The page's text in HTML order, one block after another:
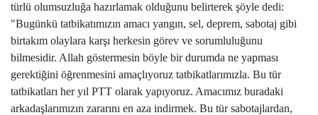
türlü olumsuzluğa hazırlamak olduğunu belirterek şöyle dedi:
"Bugünkü tatbikatımızın amacı yangın, sel, deprem, sabotaj gibi
birtakım olaylara karşı herkesin görev ve sorumluluğunu
bilmesidir. Allah göstermesin böyle bir durumda ne yapması
gerektiğini öğrenmesini amaçlıyoruz tatbikatlarımızla. Bu tür
tatbikatları her yıl PTT olarak yapıyoruz. Amacımız buradaki
arkadaşlarımızın zararını en aza indirmek. Bu tür sabotajlardan,